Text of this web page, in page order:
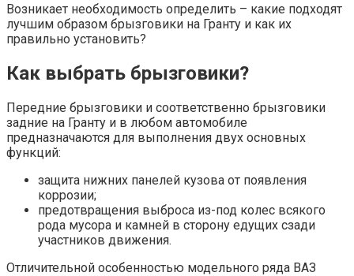
Возникает необходимость определить – какие подходят
лучшим образом брызговики на Гранту и как их
правильно установить?
Как выбрать брызговики?
Передние брызговики и соответственно брызговики
задние на Гранту и в любом автомобиле
предназначаются для выполнения двух основных
функций:
защита нижних панелей кузова от появления
коррозии;
предотвращения выброса из-под колес всякого
рода мусора и камней в сторону едущих сзади
участников движения.
Отличительной особенностью модельного ряда ВАЗ